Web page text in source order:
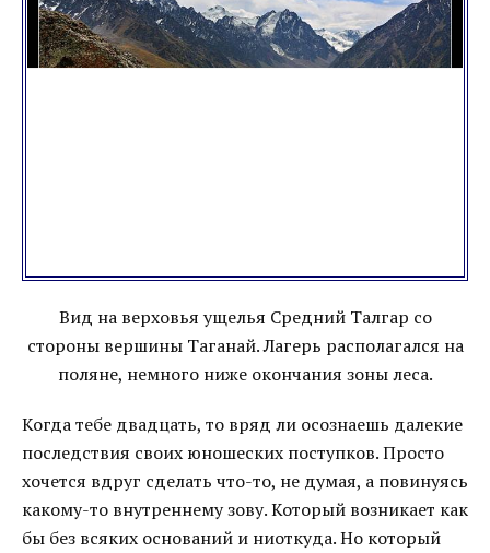
Вид на верховья ущелья Средний Талгар со
стороны вершины Таганай. Лагерь располагался на
поляне, немного ниже окончания зоны леса.
Когда тебе двадцать, то вряд ли осознаешь далекие
последствия своих юношеских поступков. Просто
хочется вдруг сделать что-то, не думая, а повинуясь
какому-то внутреннему зову. Который возникает как
бы без всяких оснований и ниоткуда. Но который